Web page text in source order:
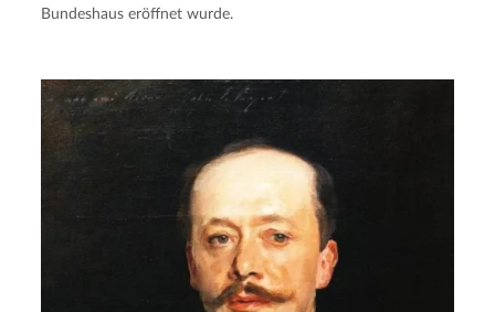
Bundeshaus eröffnet wurde.